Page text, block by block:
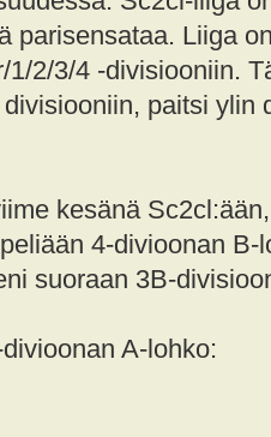
parisensataa. Liiga
1/2/3/4 -divisiooniin.
paitsi ylin
kesänä
4-divioonan
suoraan 3B-
A-lohko: